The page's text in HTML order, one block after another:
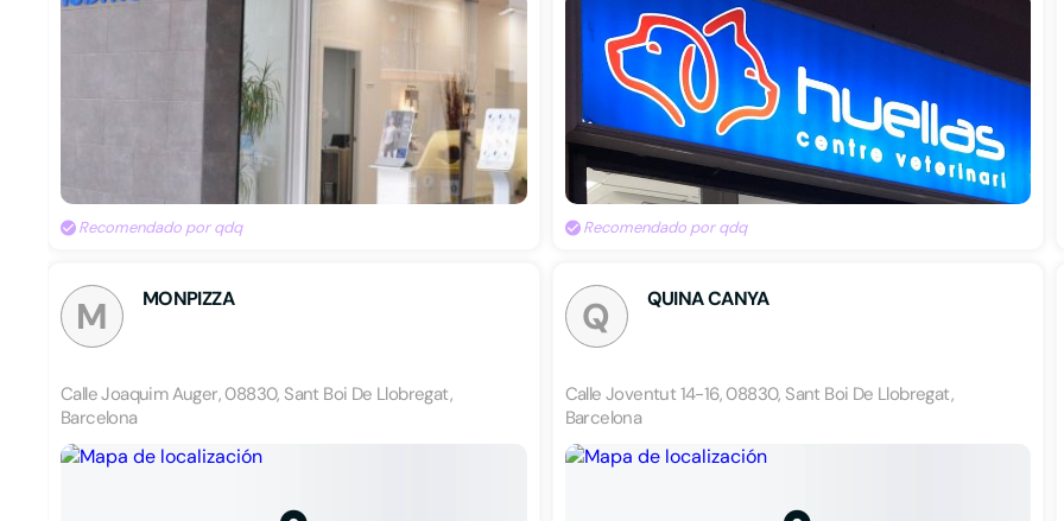
Recomendado por qdq Recomendado por qdq
M MONPIZZA
Calle Joaquim Auger, 08830, Sant Boi De Llobregat,
Barcelona
Q QUINA CANYA
Calle Joventut 14-16, 08830, Sant Boi De Llobregat,
Barcelona